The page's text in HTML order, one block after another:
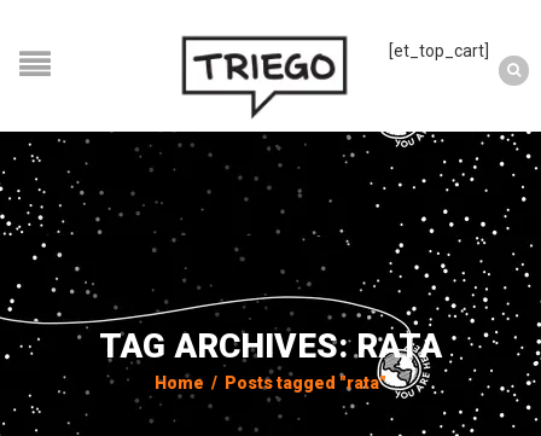
[et_top_cart]
TAG ARCHIVES: RATA
Home / Posts tagged "rata"